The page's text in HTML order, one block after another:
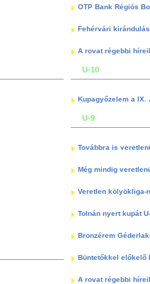
OTP Bank Régiós
Fehérvári kirándulás
A rovat régebbi
U-10
Kupagyőzelem a
U-9
Továbbra is
Még mindig
Veretlen kölyökliga-
Tolnán nyert kupát
Bronzérem
Büntetőkkel előkelő
A rovat régebbi